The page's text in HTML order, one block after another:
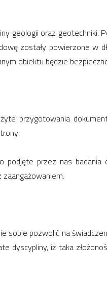
geologii oraz
zostały powierzone w
obiektu będzie
przygotowania
przez nas badania
pozwolić na
iż taka